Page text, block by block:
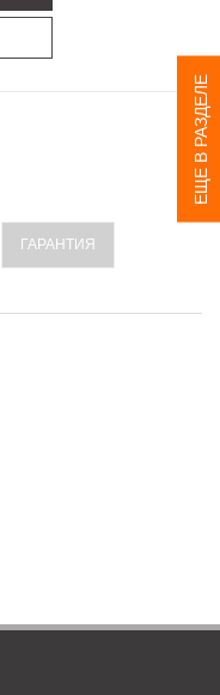
ЕЩЕ В РАЗДЕЛЕ
ГАРАНТИЯ